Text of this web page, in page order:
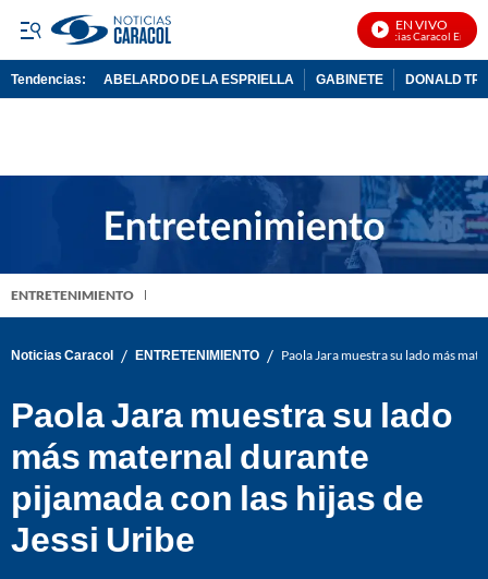
EN VIVO
Noticias Caracol En Vivo
Tendencias: ABELARDO DE LA ESPRIELLA GABINETE DONALD
ENTRETENIMIENTO
Noticias Caracol / ENTRETENIMIENTO / Paola Jara muestra su lado más
Paola Jara muestra su lado
más maternal durante
pijamada con las hijas de
Jessi Uribe